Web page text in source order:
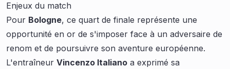
Enjeux du match
Pour Bologne, ce quart de finale représente une
opportunité en or de s'imposer face à un adversaire de
renom et de poursuivre son aventure européenne.
L'entraîneur Vincenzo Italiano a exprimé sa